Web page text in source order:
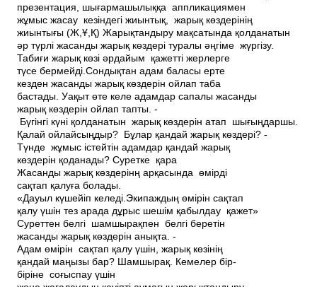
презентация, шығармашылыққа аппликациямен
жұмыс жасау кезіндегі жиынтық, жарық көздерінің
жиынтығы (Ж,Ұ,Қ) Жарықтандыру мақсатында қолданатын
әр түрлі жасанды жарық көздері туралы әңгіме жүргізу.
Табиғи жарық көзі әрдайым қажетті жерлерге
түсе бермейді.Сондықтан адам баласы ерте
кезден жасанды жарық көздерін ойлап таба
бастады. Уақыт өте келе адамдар сапалы жасанды
жарық көздерін ойлап тапты. ­
Бүгінгі күні қолданатын жарық көздерін атап шығыңдаршы.
­Қалай ойлайсыңдыр? ­Бұлар қандай жарық көздері? ­
Түнде жұмыс істейтін адамдар қандай жарық
көздерін қоданады? Суретке қара
Жасанды жарық көздерінң арқасында өмірді
сақтап қалуға болады.
«Дауыл күшейіп келеді.Экипаждың өмірін сақтап
қалу үшін тез арада дұрыс шешім қабылдау қажет»
Суреттен белгі шамшырақпен белгі беретін
жасанды жарық көздерін анықта. ­
Адам өмірін сақтап қалу үшін, жарық көзінің
қандай маңызы бар? Шамшырақ. Кемелер бір­
біріне соғыспау үшін